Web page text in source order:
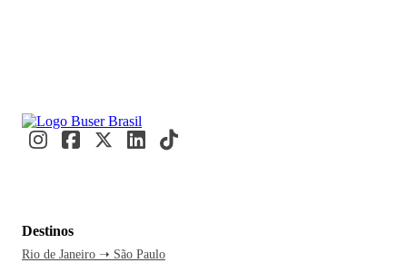
Destinos
Rio de Janeiro ➝ São Paulo